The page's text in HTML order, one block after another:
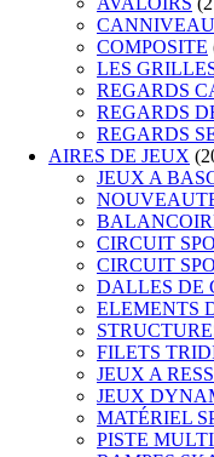
COMPOSITE
LES
REGARDS
REGARDS
REGARDS
AIRES DE JEUX
JEUX A
CIRCUIT
CIRCUIT
DALLES DE
ELEMENTS
FILETS
JEUX A
JEUX
MATÉRIEL
PISTE